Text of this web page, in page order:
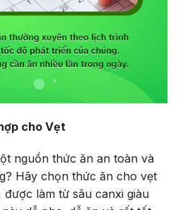
cho Vẹt
nguồn thức ăn an toàn và
Hãy chọn thức ăn cho vẹt
được làm từ sâu canxi giàu